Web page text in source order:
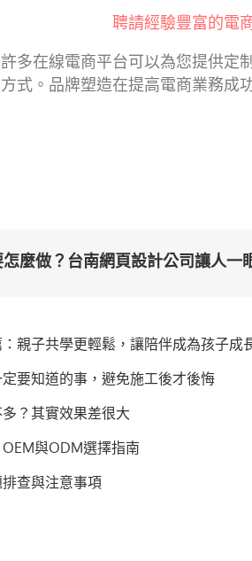
聘請經驗豐富的電
多在線電商平台可以為您提供定
式。品牌塑造在提高電商業務成
麼做？台南網頁設計公司讓人一
親子共學更輕鬆，讓陪伴成為孩子成
要知道的事，避免施工後才後悔
？其實效果差很大
與ODM選擇指南
查與注意事項